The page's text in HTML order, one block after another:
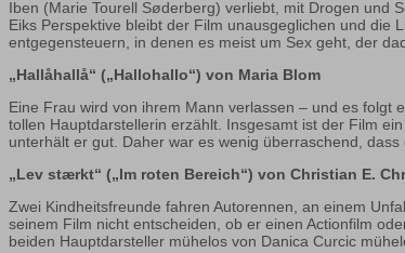
Iben (Marie Tourell Søderberg) verliebt, mit Drogen und
Eiks Perspektive bleibt der Film unausgeglichen und die
entgegensteuern, in denen es meist um Sex geht, der
„Hallåhallå“ („Hallohallo“) von Maria Blom
Eine Frau wird von ihrem Mann verlassen – und es folgt
tollen Hauptdarstellerin erzählt. Insgesamt ist der Film
unterhält er gut. Daher war es wenig überraschend,
„Lev stærkt“ („Im roten Bereich“) von Christian E.
Zwei Kindheitsfreunde fahren Autorennen, an einem
seinem Film nicht entscheiden, ob er einen Actionfilm
beiden Hauptdarsteller mühelos von Danica Curcic